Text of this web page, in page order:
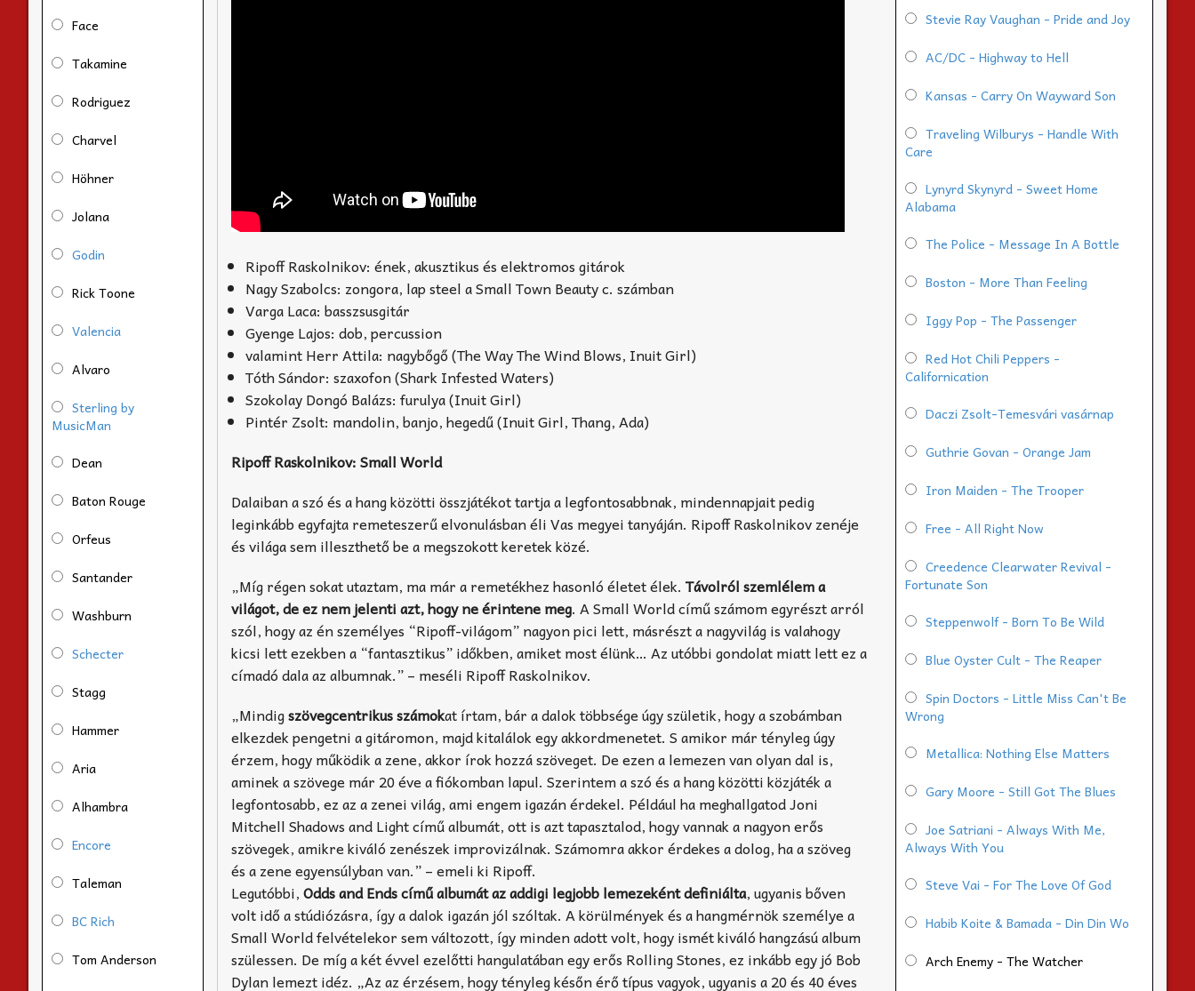
Ripoff Raskolnikov: ének, akusztikus és elektromos gitárok
Nagy Szabolcs: zongora, lap steel a Small Town Beauty c. számban
Varga Laca: basszsusgitár
Gyenge Lajos: dob, percussion
valamint Herr Attila: nagybőgő (The Way The Wind Blows, Inuit Girl)
Tóth Sándor: szaxofon (Shark Infested Waters)
Szokolay Dongó Balázs: furulya (Inuit Girl)
Pintér Zsolt: mandolin, banjo, hegedű (Inuit Girl, Thang, Ada)
Ripoff Raskolnikov: Small World
Dalaiban a szó és a hang közötti összjátékot tartja a legfontosabbnak, mindennapjait pedig
leginkább egyfajta remeteszerű elvonulásban éli Vas megyei tanyáján. Ripoff Raskolnikov zenéje
és világa sem illeszthető be a megszokott keretek közé.
„Míg régen sokat utaztam, ma már a remetékhez hasonló életet élek.Távolról szemlélem a
világot, de ez nem jelenti azt, hogy ne érintene meg. A Small World című számom egyrészt arról
szól, hogy az én személyes “Ripoff-világom” nagyon pici lett, másrészt a nagyvilág is valahogy
kicsi lett ezekben a “fantasztikus” időkben, amiket most élünk… Az utóbbi gondolat miatt lett ez a
címadó dala az albumnak.” – meséli Ripoff Raskolnikov.
„Mindigszövegcentrikus számokat írtam, bár a dalok többsége úgy születik, hogy a szobámban
elkezdek pengetni a gitáromon, majd kitalálok egy akkordmenetet. S amikor már tényleg úgy
érzem, hogy működik a zene, akkor írok hozzá szöveget. De ezen a lemezen van olyan dal is,
aminek a szövege már 20 éve a fiókomban lapul. Szerintem a szó és a hang közötti közjáték a
legfontosabb, ez az a zenei világ, ami engem igazán érdekel. Például ha meghallgatod Joni
Mitchell Shadows and Light című albumát, ott is azt tapasztalod, hogy vannak a nagyon erős
szövegek, amikre kiváló zenészek improvizálnak. Számomra akkor érdekes a dolog, ha a szöveg
és a zene egyensúlyban van.” – emeli ki Ripoff.
Legutóbbi,Odds and Ends című albumát az addigi legjobb lemezeként definiálta, ugyanis bőven
volt idő a stúdiózásra, így a dalok igazán jól szóltak. A körülmények és a hangmérnök személye a
Small World felvételekor sem változott, így minden adott volt, hogy ismét kiváló hangzású album
szülessen. De míg a két évvel ezelőtti hangulatában egy erős Rolling Stones, ez inkább egy jó Bob
Dylan lemezt idéz. „Az az érzésem, hogy tényleg későn érő típus vagyok, ugyanis a 20 és 40 éves
Face
Takamine
Rodriguez
Charvel
Höhner
Jolana
Godin
Rick Toone
Valencia
Alvaro
Sterling by
MusicMan
Dean
Baton Rouge
Orfeus
Santander
Washburn
Schecter
Stagg
Hammer
Aria
Alhambra
Encore
Taleman
BC Rich
Tom Anderson
Stevie Ray Vaughan - Pride and Joy
AC/DC - Highway to Hell
Kansas - Carry On Wayward Son
Traveling Wilburys - Handle With
Care
Lynyrd Skynyrd - Sweet Home
Alabama
The Police - Message In A Bottle
Boston - More Than Feeling
Iggy Pop - The Passenger
Red Hot Chili Peppers -
Californication
Daczi Zsolt-Temesvári vasárnap
Guthrie Govan - Orange Jam
Iron Maiden - The Trooper
Free - All Right Now
Creedence Clearwater Revival -
Fortunate Son
Steppenwolf - Born To Be Wild
Blue Oyster Cult - The Reaper
Spin Doctors - Little Miss Can't Be
Wrong
Metallica: Nothing Else Matters
Gary Moore - Still Got The Blues
Joe Satriani - Always With Me,
Always With You
Steve Vai - For The Love Of God
Habib Koite & Bamada - Din Din Wo
Arch Enemy - The Watcher